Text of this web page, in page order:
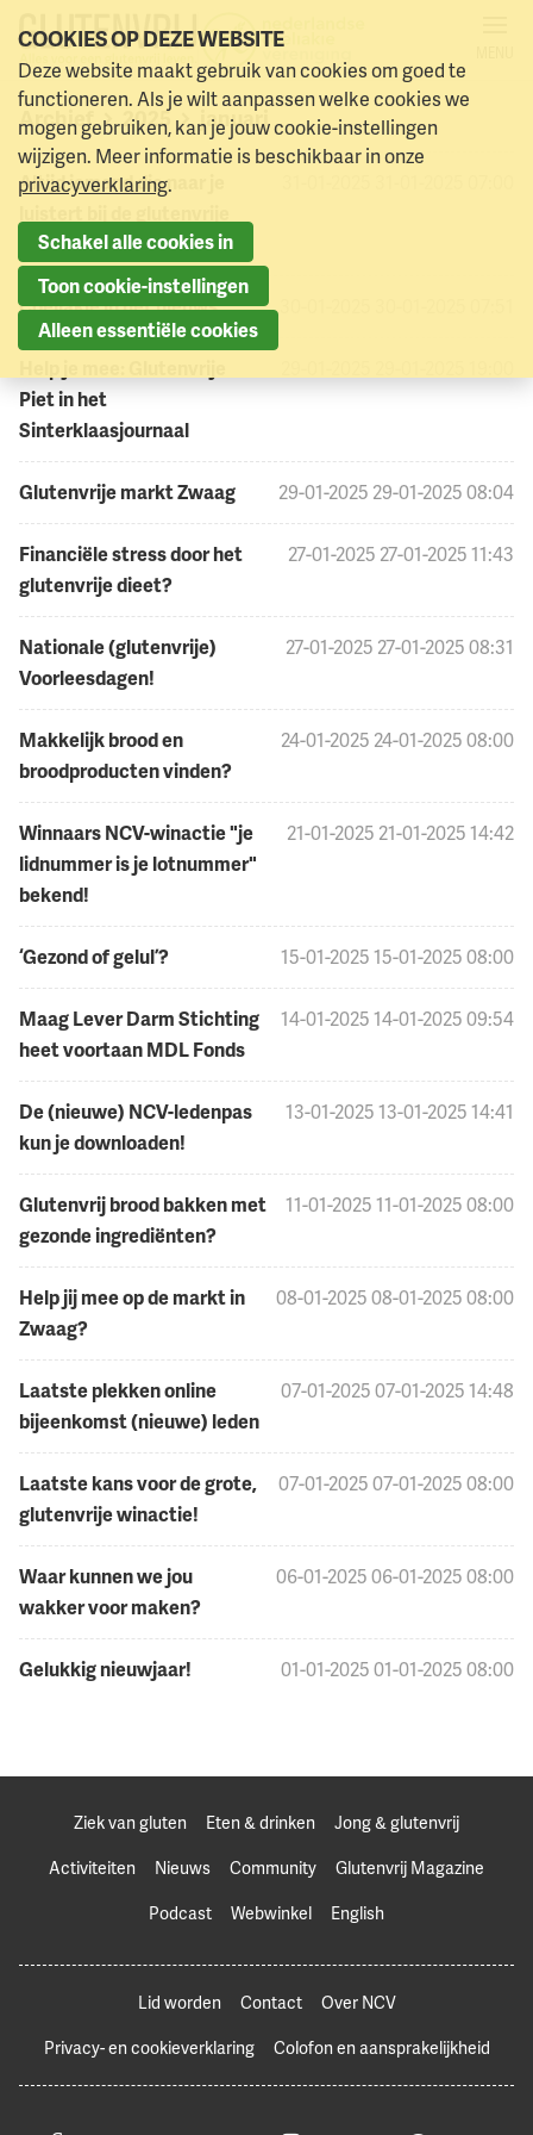
Naar menu Naar hoofdinhoud
Archief>2025 > januari
Altijd iemand die naar je
lijn!
Coeliakie in het nieuws
Piet in het
Sinterklaasjournaal
29-01-2025 29-01-2025 08:04
Glutenvrije markt Zwaag
27-01-2025 27-01-2025 11:43
Financiële stress door het
glutenvrije dieet?
27-01-2025 27-01-2025 08:31
Nationale (glutenvrije)
Voorleesdagen!
24-01-2025 24-01-2025 08:00
Makkelijk brood en
broodproducten vinden?
21-01-2025 21-01-2025 14:42
Winnaars NCV-winactie "je
lidnummer is je lotnummer"
bekend!
15-01-2025 15-01-2025 08:00
‘Gezond of gelul’?
14-01-2025 14-01-2025 09:54
Maag Lever Darm Stichting
heet voortaan MDL Fonds
13-01-2025 13-01-2025 14:41
De (nieuwe) NCV-ledenpas
kun je downloaden!
11-01-2025 11-01-2025 08:00
Glutenvrij brood bakken met
gezonde ingrediënten?
08-01-202508-01-2025 08:00
Help jij mee op de markt in
Zwaag?
07-01-202507-01-2025 14:48
Laatste plekken online
bijeenkomst (nieuwe) leden
07-01-202507-01-2025 08:00
Laatste kans voor de grote,
glutenvrije winactie!
06-01-202506-01-2025 08:00
Waar kunnen we jou
wakker voor maken?
01-01-202501-01-2025 08:00
Gelukkig nieuwjaar!
Ziek van gluten Eten & drinken
Jong & glutenvrij
Activiteiten
Nieuws Community
Glutenvrij Magazine
Podcast
Webwinkel English
Lid worden Contact
Over NCV
Privacy- en cookieverklaring
Colofon en aansprakelijkheid
COOKIES OP DEZE WEBSITE
Deze website maakt gebruik van cookies om goed te
functioneren. Als je wilt aanpassen welke cookies we
mogen gebruiken, kan je jouw cookie-instellingen
wijzigen. Meer informatie is beschikbaar in onze
privacyverklaring.
Schakel alle cookies in
Toon cookie-instellingen
Alleen essentiële cookies